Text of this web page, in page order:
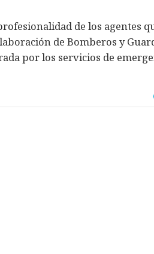
de los agentes
de Bomberos y
por los servicios de